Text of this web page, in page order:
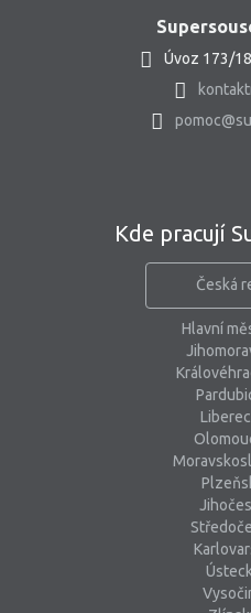
Úvoz 173/
Kde pracují
Česká
Hlavní